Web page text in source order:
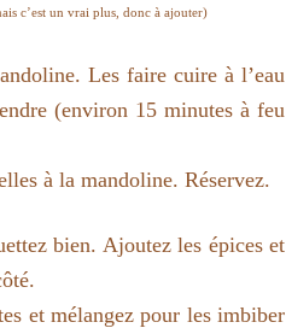
c’est un vrai plus, donc à ajouter)
Les faire cuire à l’eau
(environ 15 minutes à feu
à la mandoline. Réservez.
bien. Ajoutez les épices et
et mélangez pour les imbiber